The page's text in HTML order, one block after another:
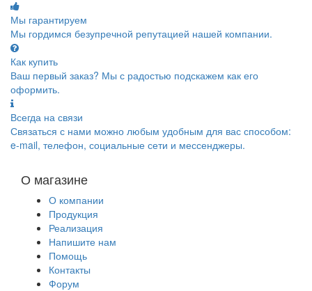
Мы гарантируем
Мы гордимся безупречной репутацией нашей компании.
Как купить
Ваш первый заказ? Мы с радостью подскажем как его
оформить.
Всегда на связи
Связаться с нами можно любым удобным для вас способом:
e-mail, телефон, социальные сети и мессенджеры.
О магазине
О компании
Продукция
Реализация
Напишите нам
Помощь
Контакты
Форум